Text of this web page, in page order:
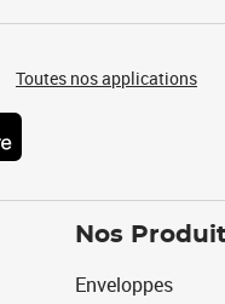
Toutes nos applications
Nos
Enveloppes